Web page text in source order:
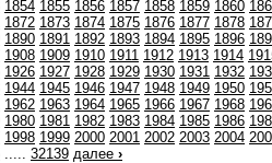
1854 1855 1856 1857 1858 1859 1860
1872 1873 1874 1875 1876 1877 1878
1890 1891 1892 1893 1894 1895 1896
1908 1909 1910 1911 1912 1913 1914
1926 1927 1928 1929 1930 1931 1932
1944 1945 1946 1947 1948 1949 1950
1962 1963 1964 1965 1966 1967 1968
1980 1981 1982 1983 1984 1985 1986
1998 1999 2000 2001 2002 2003 2004
..... 32139 далее ›